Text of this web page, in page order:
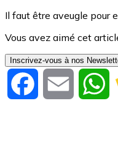
Il faut être aveugle pour
Vous avez aimé cet
Inscrivez-vous à nos
Facebook Email